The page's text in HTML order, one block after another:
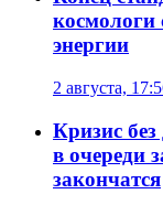
космологи
энергии
2 августа,
Кризис
в очереди
закончатся